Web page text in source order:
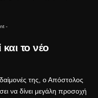
-
το νέο
της, ο Απόστολος
να δίνει μεγάλη προσοχή